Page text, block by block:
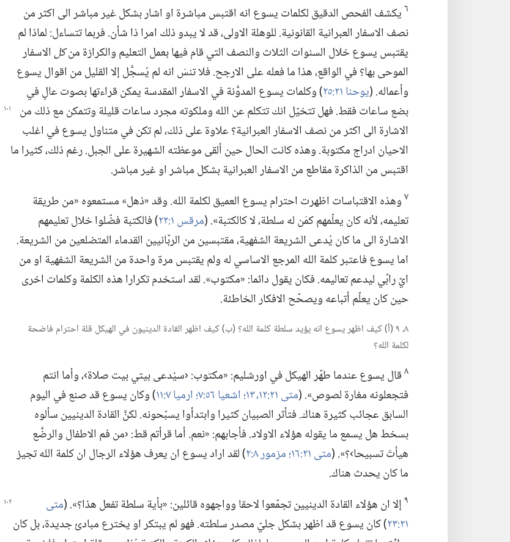
٦يكشف الفحص الدقيق لكلمات يسوع انه اقتبس مباشرة او اشار بشكل غير مباشر الى اكثر من
نصف الاسفار العبرانية القانونية.‏ للوهلة الاولى،‏ قد لا يبدو ذلك امرا ذا شأن.‏ فربما تتساءل:‏ لماذا لم
يقتبس يسوع خلال السنوات الثلاث والنصف التي قام فيها بعمل التعليم والكرازة منكلالاسفار
الموحى بها؟‏ في الواقع،‏ هذا ما فعله على الارجح.‏ فلا تنسَ انه لم يُسجَّل إلا القليل من اقوال يسوع
وأعماله.‏ (‏يوحنا ٢١:‏٢٥
‏)‏ وكلمات يسوع المدوَّنة في الاسفار المقدسة يمكن قراءتها بصوت عالٍ في
بضع ساعات فقط.‏ فهل تتخيّل انكتتكلم عن الله وملكوته مجرد ساعات قليلة وتتمكن مع ذلك من
الاشارة الى اكثر من نصف الاسفار العبرانية؟‏ علاوة على ذلك،‏ لم تكن في متناول يسوع في اغلب
الاحيان ادراج مكتوبة.‏ وهذه كانت الحال حين ألقى موعظته الشهيرة على الجبل.‏ رغم ذلك،‏ كثيرا ما
اقتبس من الذاكرة مقاطع من الاسفار العبرانية بشكل مباشر او غير مباشر.‏
٧وهذه الاقتباسات اظهرت احترام يسوع العميق لكلمة الله.‏ وقد «ذهل» مستمعوه «من طريقة
تعليمه،‏ لأنه كان يعلّمهم كمَن له سلطة،‏ لا كالكتبة».‏ (‏مرقس ١:‏٢٢
‏)‏ فالكتبة فضّلوا خلال تعليمهم
الاشارة الى ما كان يُدعى الشريعة الشفهية،‏ مقتبسين من الربّانيين القدماء المتضلعين من الشريعة.‏
اما يسوع فاعتبر كلمة الله المرجع الاساسي له ولم يقتبس مرة واحدة من الشريعة الشفهية او من
ايّ رابّي ليدعم تعاليمه.‏ فكان يقول دائما:‏ «مكتوب».‏ لقد استخدم تكرارا هذه الكلمة وكلمات اخرى
حين كان يعلّم أتباعه ويصحّح الافكار الخاطئة.‏
٨،‏ ٩ (‏أ)‏ كيف اظهر يسوع انه يؤيد سلطة كلمة الله؟‏ (‏ب)‏ كيف اظهر القادة الدينيون في الهيكل قلة احترام فاضحة
لكلمة الله؟‏
٨قال يسوع عندما طهّر الهيكل في اورشليم:‏ «مكتوب:‏ ‹سيُدعى بيتي بيت صلاة›،‏ وأما انتم
فتجعلونه مغارة لصوص».‏ (‏متى ٢١:‏​١٢،‏ ١٣؛‏ اشعيا ٥٦:‏٧؛‏ ارميا ٧:‏١١
‏)‏ وكان يسوع قد صنع في اليوم
السابق عجائب كثيرة هناك.‏ فتأثر الصبيان كثيرا وابتدأوا يسبّحونه.‏ لكنَّ القادة الدينيين سألوه
بسخط هل يسمع ما يقوله هؤلاء الاولاد.‏ فأجابهم:‏ «نعم.‏ أما قرأتم قط:‏ ‹من فم الاطفال والرضَّع
هيأتَ تسبيحا›؟‏».‏ (‏متى ٢١:‏١٦؛‏ مزمور ٨:‏٢
‏)‏ لقد اراد يسوع ان يعرف هؤلاء الرجال ان كلمة الله تجيز
ما كان يحدث هناك.‏
٩إلا ان هؤلاء القادة الدينيين تجمّعوا لاحقا وواجهوه قائلين:‏ «بأية سلطة تفعل هذا؟‏».‏ (‏متى
٢١:‏٢٣
‏)‏ كان يسوع قد اظهر بشكل جليّ مصدر سلطته.‏ فهو لم يبتكر او يخترع مبادئ جديدة،‏ بل كان